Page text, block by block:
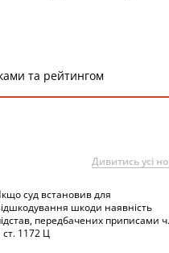
та рейтингом
Дивитись усі
суд встановив для
шкоди наявність
передбачених приписами ч.
ст. 1172 Ц